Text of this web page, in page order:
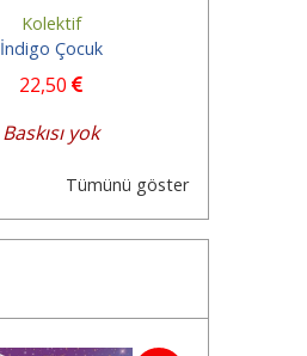
Kolektif
İndigo Çocuk
22,50
Baskısı yok
Tümünü göster